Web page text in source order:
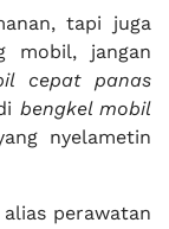
tapi juga
mobil, jangan
cepat panas
bengkel mobil
nyelametin
perawatan